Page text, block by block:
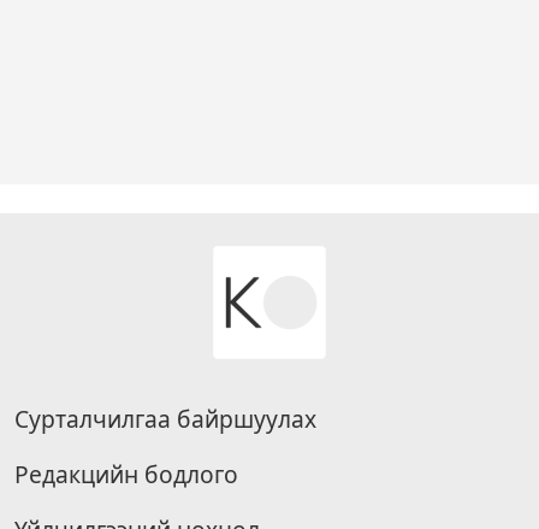
Сурталчилгаа байршуулах
Редакцийн бодлого